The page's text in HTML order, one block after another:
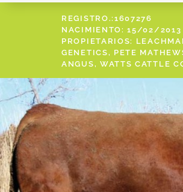
REGISTRO.:1607276
NACIMIENTO: 15/02/2013
PROPIETARIOS:
GENETICS, PETE
ANGUS, WATTS CATTLE